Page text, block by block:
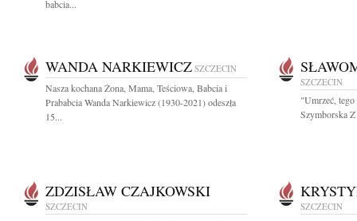
babcia...
WANDA NARKIEWICZ SZCZECIN
Nasza kochana Żona, Mama, Teściowa, Babcia i
Prababcia Wanda Narkiewicz (1930-2021) odeszła
15...
SZCZECIN
"Umrzeć,
Szymborska
ZDZISŁAW CZAJKOWSKI
SZCZECIN SZCZECIN